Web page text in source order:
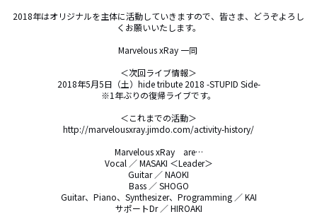
2018年はオリジナルを主体に活動していきますので、皆さま、どうぞよろし
くお願いいたします。
Marvelous xRay 一同
＜次回ライブ情報＞
2018年5月5日（土）hide tribute 2018 -STUPID Side-
※1年ぶりの復帰ライブです。
＜これまでの活動＞
http://marvelousxray.jimdo.com/activity-history/
Marvelous xRay　are…
Vocal ／ MASAKI ＜Leader＞
Guitar ／ NAOKI
Bass ／ SHOGO
Guitar、Piano、Synthesizer、Programming ／ KAI
サポートDr ／ HIROAKI